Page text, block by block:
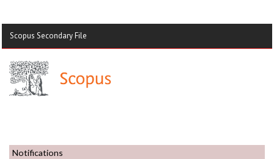
Scopus Secondary File
Notifications